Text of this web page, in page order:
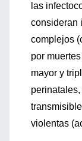
las
consideran
complejos
por
mayor y
violentas